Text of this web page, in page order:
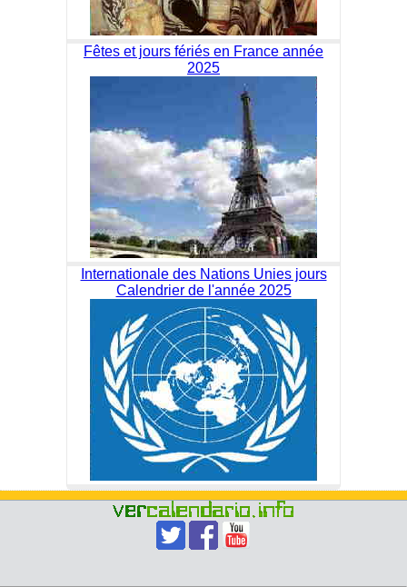
Fêtes et jours fériés en France année
2025
Internationale des Nations Unies jours
Calendrier de l'année 2025